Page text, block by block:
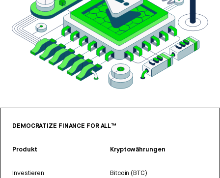
DEMOCRATIZE FINANCE FOR ALL™
Produkt
Investieren
Kryptowährungen
Bitcoin (BTC)